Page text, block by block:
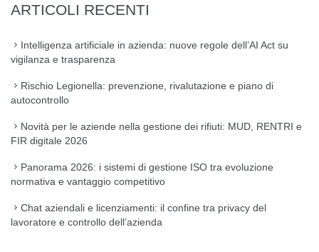
ARTICOLI RECENTI
Intelligenza artificiale in azienda: nuove regole dell’AI Act su
vigilanza e trasparenza
Rischio Legionella: prevenzione, rivalutazione e piano di
autocontrollo
Novità per le aziende nella gestione dei rifiuti: MUD, RENTRI e
FIR digitale 2026
Panorama 2026: i sistemi di gestione ISO tra evoluzione
normativa e vantaggio competitivo
Chat aziendali e licenziamenti: il confine tra privacy del
lavoratore e controllo dell’azienda